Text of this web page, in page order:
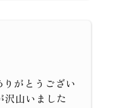
がとうござい
沢山いました